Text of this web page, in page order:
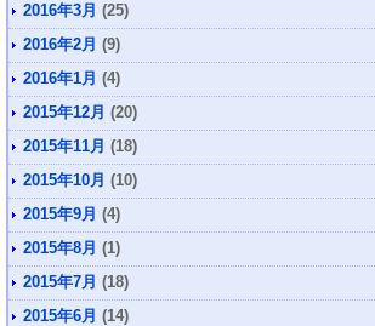
2016年3月 (25)
2016年2月 (9)
2016年1月 (4)
2015年12月 (20)
2015年11月 (18)
2015年10月 (10)
2015年9月 (4)
2015年8月 (1)
2015年7月 (18)
2015年6月 (14)